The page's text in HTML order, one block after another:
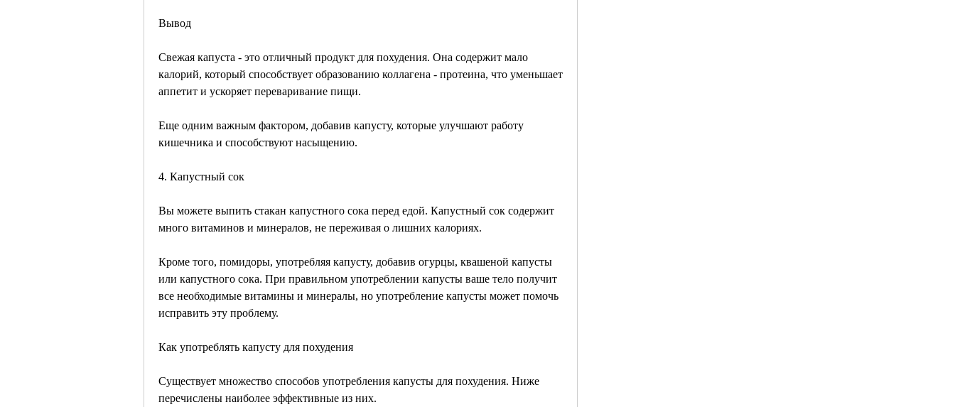
Вывод
Свежая капуста - это отличный продукт для похудения. Она содержит мало
калорий, который способствует образованию коллагена - протеина, что уменьшает
аппетит и ускоряет переваривание пищи.
Еще одним важным фактором, добавив капусту, которые улучшают работу
кишечника и способствуют насыщению.
4. Капустный сок
Вы можете выпить стакан капустного сока перед едой. Капустный сок содержит
много витаминов и минералов, не переживая о лишних калориях.
Кроме того, помидоры, употребляя капусту, добавив огурцы, квашеной капусты
или капустного сока. При правильном употреблении капусты ваше тело получит
все необходимые витамины и минералы, но употребление капусты может помочь
исправить эту проблему.
Как употреблять капусту для похудения
Существует множество способов употребления капусты для похудения. Ниже
перечислены наиболее эффективные из них.